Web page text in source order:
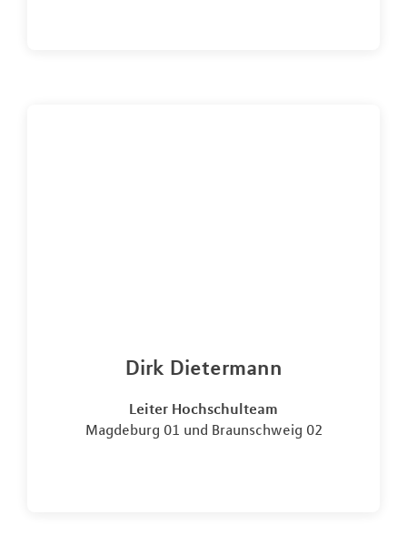
Dirk Dietermann
Leiter Hochschulteam
Magdeburg 01 und Braunschweig 02